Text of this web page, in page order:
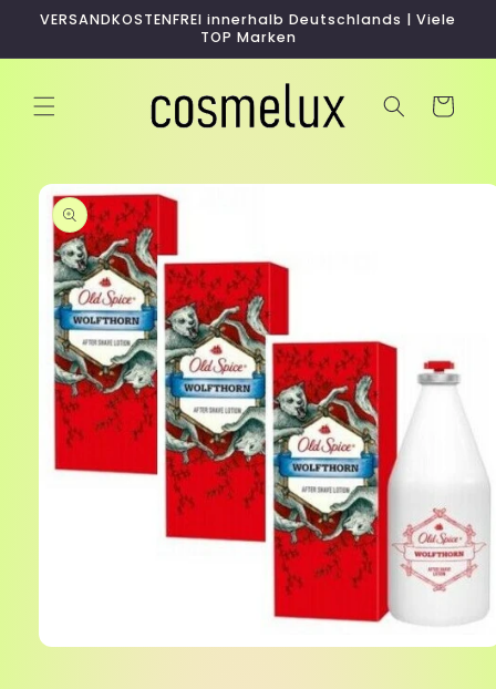
zum
VERSANDKOSTENFREI innerhalb Deutschlands | Viele
TOP Marken
Warenkorb